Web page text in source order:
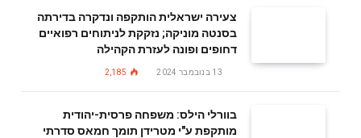
צעירה ישראלית הותקפה ונדקרה בדירתה
בסנטה מוניקה; נזקקת לניתוחים רפואיים
דחופים ופונה לעזרת הקהילה
13 בנובמבר 2024 2,185
בוורלי הילס: משפחה פרסית-יהודית
מותקפת ע"י מטרידן תומך חמאס סדרתי